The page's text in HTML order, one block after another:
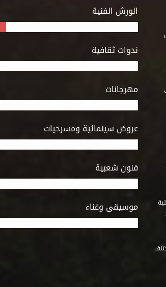
الورش الفنية
ندوات ثقافية
مهرجانات
عروض سينمائية ومسرحيات
فنون شعبية
موسيقى وغناء